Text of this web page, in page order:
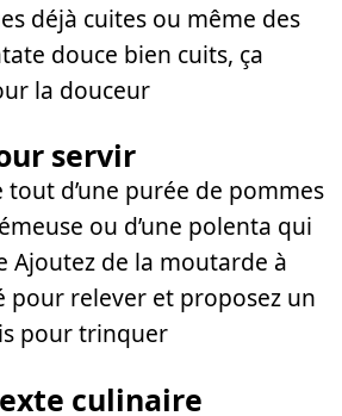
déjà cuites ou même des
douce bien cuits, ça
la douceur
servir
tout d’une purée de pommes
ou d’une polenta qui
Ajoutez de la moutarde à
pour relever et proposez un
pour trinquer
culinaire